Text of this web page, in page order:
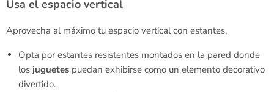
Usa el espacio vertical
Aprovecha al máximo tu espacio vertical con estantes.
Opta por estantes resistentes montados en la pared donde
los juguetes puedan exhibirse como un elemento decorativo
divertido.